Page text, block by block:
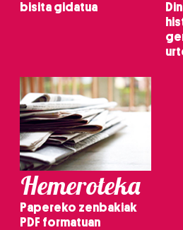
bisita gidatua
Hemeroteka
Papereko zenbakiak
PDF formatuan